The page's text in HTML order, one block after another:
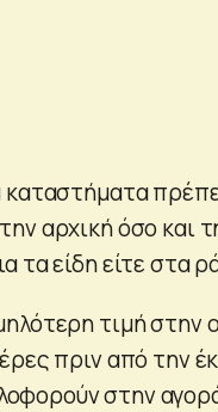
αρχική όσο και
τα είδη είτε στα
τιμή στην
πριν από την
στην